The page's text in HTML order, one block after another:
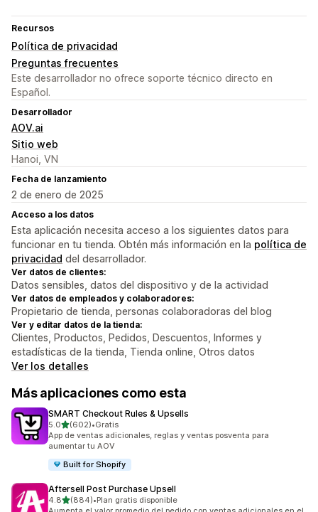
Recursos
Política de privacidad
Preguntas frecuentes
Este desarrollador no ofrece soporte técnico directo en
Español.
Desarrollador
AOV.ai
Sitio web
Hanoi, VN
Fecha de lanzamiento
2 de enero de 2025
Acceso a los datos
Esta aplicación necesita acceso a los siguientes datos para
funcionar en tu tienda. Obtén más información en la política de
privacidad del desarrollador.
Ver datos de clientes:
Datos sensibles, datos del dispositivo y de la actividad
Ver datos de empleados y colaboradores:
Propietario de tienda, personas colaboradoras del blog
Ver y editar datos de la tienda:
Clientes, Productos, Pedidos, Descuentos, Informes y
estadísticas de la tienda, Tienda online, Otros datos
Ver los detalles
Más aplicaciones como esta
SMART Checkout Rules & Upsells
5.0de 5 estrellas
(602)
602 reseñas en total
•Gratis
App de ventas adicionales, reglas y ventas posventa para
aumentar tu AOV
Built for Shopify
Aftersell Post Purchase Upsell
4.8de 5 estrellas
(884)
884 reseñas en total
•Plan gratis disponible